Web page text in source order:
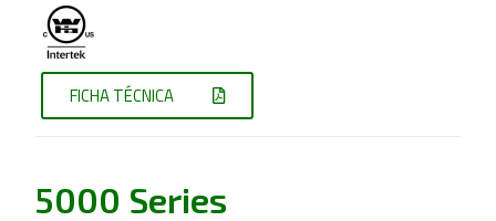
FICHA TÉCNICA
5000 Series